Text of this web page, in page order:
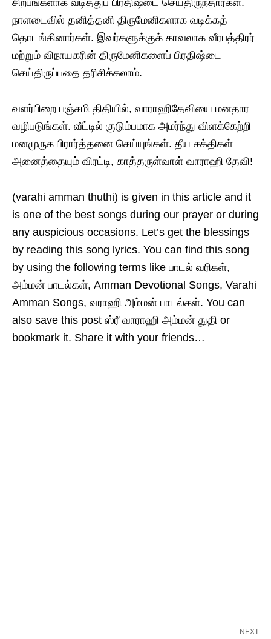
சிற்பங்களாக வடித்துப் பிரதிஷ்டை செய்திருந்தார்கள்.
நாளடைவில் தனித்தனி திருமேனிகளாக வடிக்கத்
தொடங்கினார்கள். இவர்களுக்குக் காவலாக வீரபத்திரர்
மற்றும் விநாயகரின் திருமேனிகளைப் பிரதிஷ்டை
செய்திருப்பதை தரிசிக்கலாம்.
வளர்பிறை பஞ்சமி திதியில், வாராஹிதேவியை மனதார
வழிபடுங்கள். வீட்டில் குடும்பமாக அமர்ந்து விளக்கேற்றி
மனமுருக பிரார்த்தனை செய்யுங்கள். தீய சக்திகள்
அனைத்தையும் விரட்டி, காத்தருள்வாள் வாராஹி தேவி!
(varahi amman thuthi) is given in this article and it
is one of the best songs during our prayer or during
any auspicious occasions. Let’s get the blessings
by reading this song lyrics. You can find this song
by using the following terms like பாடல் வரிகள்,
அம்மன் பாடல்கள், Amman Devotional Songs, Varahi
Amman Songs, வராஹி அம்மன் பாடல்கள். You can
also save this post ஸ்ரீ வாராஹி அம்மன் துதி or
bookmark it. Share it with your friends…
NEXT